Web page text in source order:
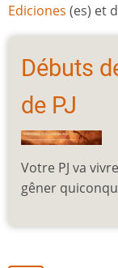
Ediciones (es) et
Débuts
de PJ
Votre PJ va
gêner